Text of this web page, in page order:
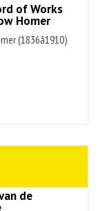
of Works
Homer
(1836â1910)
de